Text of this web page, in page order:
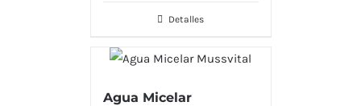
Detalles
Agua Micelar